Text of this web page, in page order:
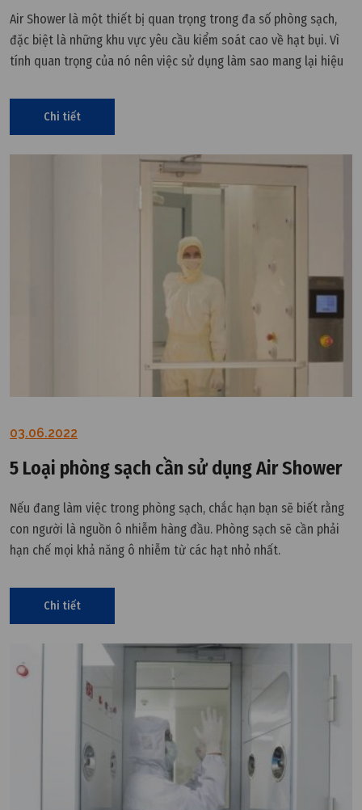
Air Shower là một thiết bị quan trọng trong đa số phòng sạch,
đặc biệt là những khu vực yêu cầu kiểm soát cao về hạt bụi. Vì
tính quan trọng của nó nên việc sử dụng làm sao mang lại hiệu
Chi tiết
03.06.2022
5 Loại phòng sạch cần sử dụng Air Shower
Nếu đang làm việc trong phòng sạch, chắc hạn bạn sẽ biết rằng
con người là nguồn ô nhiễm hàng đầu. Phòng sạch sẽ cần phải
hạn chế mọi khả năng ô nhiễm từ các hạt nhỏ nhất.
Chi tiết